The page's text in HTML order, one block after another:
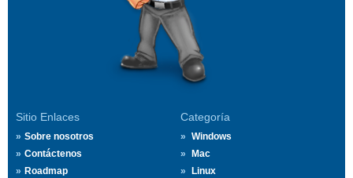
Sitio Enlaces
Sobre nosotros
Contáctenos
Roadmap
Categoría
Windows
Mac
Linux